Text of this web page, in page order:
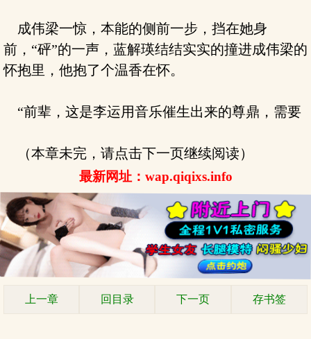
成伟梁一惊，本能的侧前一步，挡在她身
前，“砰”的一声，蓝解瑛结结实实的撞进成伟梁的
怀抱里，他抱了个温香在怀。
“前辈，这是李运用音乐催生出来的尊鼎，需要
（本章未完，请点击下一页继续阅读）
最新网址：wap.qiqixs.info
上一章 回目录 下一页 存书签